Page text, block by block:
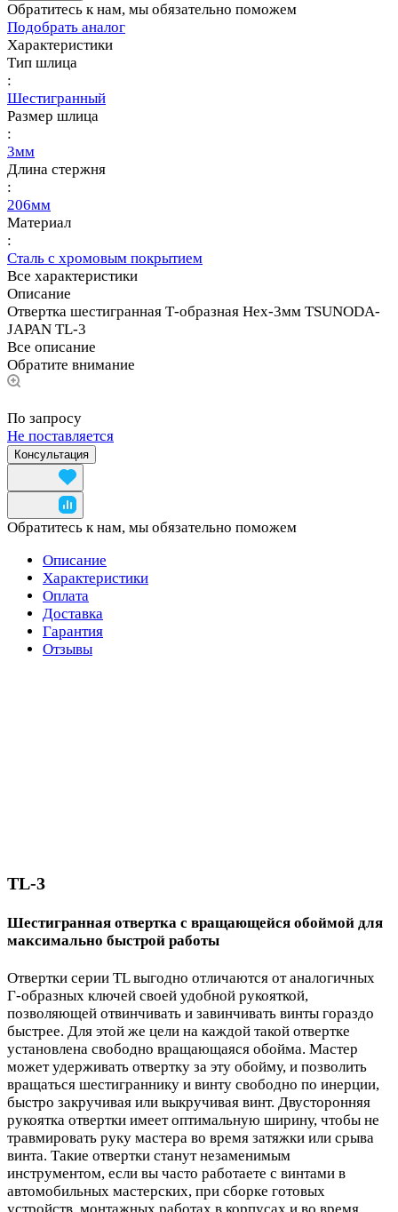
Обратитесь к нам, мы обязательно поможем
Подобрать аналог
Характеристики
Тип шлица
:
Шестигранный
Размер шлица
:
3мм
Длина стержня
:
206мм
Материал
:
Сталь с хромовым покрытием
Все характеристики
Описание
Отвертка шестигранная Т-образная Hex-3мм TSUNODA-
JAPAN TL-3
Все описание
Обратите внимание
По запросу
Не поставляется
Консультация
Обратитесь к нам, мы обязательно поможем
Описание
Характеристики
Оплата
Доставка
Гарантия
Отзывы
TL-3
Шестигранная отвертка с вращающейся обоймой для
максимально быстрой работы
Отвертки серии TL выгодно отличаются от аналогичных
Г-образных ключей своей удобной рукояткой,
позволяющей отвинчивать и завинчивать винты гораздо
быстрее. Для этой же цели на каждой такой отвертке
установлена свободно вращающаяся обойма. Мастер
может удерживать отвертку за эту обойму, и позволить
вращаться шестиграннику и винту свободно по инерции,
быстро закручивая или выкручивая винт. Двусторонняя
рукоятка отвертки имеет оптимальную ширину, чтобы не
травмировать руку мастера во время затяжки или срыва
винта. Такие отвертки станут незаменимым
инструментом, если вы часто работаете с винтами в
автомобильных мастерских, при сборке готовых